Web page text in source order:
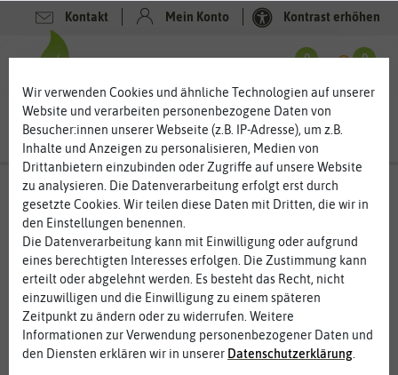
Kontakt Mein Konto Kontrast erhöhen
0 0
Zimmer & Kübelpflanzen- Palmensamen
Palmen für Garten und Balkon – einmal unter Palmen
liegen
Warum in die Ferne schweifen. Unter Palmen liegen können Sie
auch auf dem Balkon oder im Garten. Als Kübelpflanze sind
Palmen sehr robust. Manche Palme können Sie auch eingepackt
draußen überwintern lassen. Garten, Balkon und Terrasse
verleihen Palmen ein exotisches Flair. Die großen Wedel sind ein
effektiver und natürlicher Sonnenschutz. In Kombination mit
Filter
Wir verwenden Cookies und ähnliche Technologien auf unserer
Website und verarbeiten personenbezogene Daten von
Besucher:innen unserer Webseite (z.B. IP-Adresse), um z.B.
Inhalte und Anzeigen zu personalisieren, Medien von
Drittanbietern einzubinden oder Zugriffe auf unsere Website
zu analysieren. Die Datenverarbeitung erfolgt erst durch
gesetzte Cookies. Wir teilen diese Daten mit Dritten, die wir in
den Einstellungen benennen.
Die Datenverarbeitung kann mit Einwilligung oder aufgrund
eines berechtigten Interesses erfolgen. Die Zustimmung kann
erteilt oder abgelehnt werden. Es besteht das Recht, nicht
einzuwilligen und die Einwilligung zu einem späteren
Zeitpunkt zu ändern oder zu widerrufen. Weitere
Informationen zur Verwendung personenbezogener Daten und
den Diensten erklären wir in unserer Daten­schutz­erklärung